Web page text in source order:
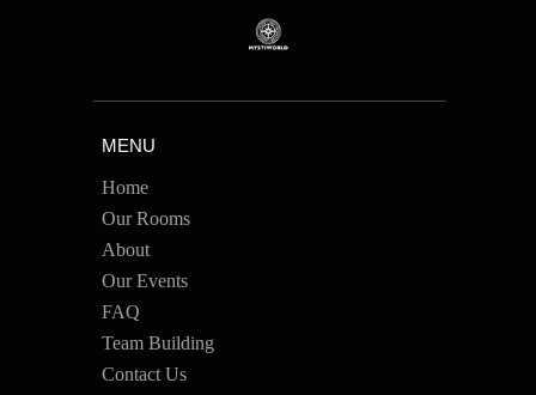
MENU
Home
Our Rooms
About
Our Events
FAQ
Team Building
Contact Us